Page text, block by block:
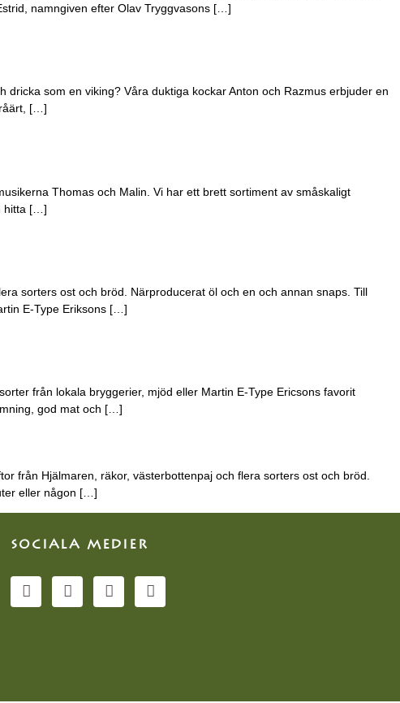
namngiven efter Olav Tryggvasons […]
som en viking? Våra duktiga kockar Anton och Razmus erbjuder en
[…]
Thomas och Malin. Vi har ett brett sortiment av småskaligt
hitta […]
sorters ost och bröd. Närproducerat öl och en och annan snaps. Till
E-Type Eriksons […]
från lokala bryggerier, mjöd eller Martin E-Type Ericsons favorit
god mat och […]
från Hjälmaren, räkor, västerbottenpaj och flera sorters ost och bröd.
eller någon […]
SOCIALA MEDIER